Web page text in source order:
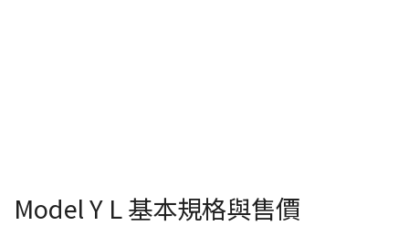
Model Y L 基本規格與售價